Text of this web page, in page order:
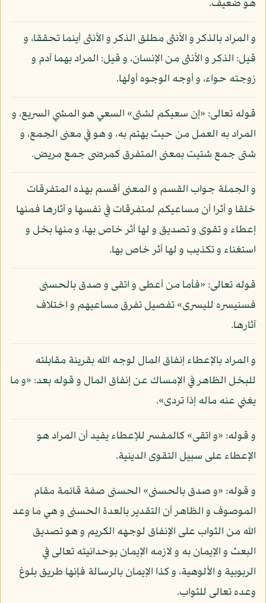
هو ضعيف.
و المراد بالذكر و الأنثى مطلق الذكر و الأنثى أينما تحققا، و
قيل: الذكر و الأنثى من الإنسان، و قيل: المراد بهما آدم و
زوجته حواء، و أوجه الوجوه أولها.
قوله تعالى: «إن سعيكم لشتى» السعي هو المشي السريع، و
المراد به العمل من حيث يهتم به، و هو في معنى الجمع، و
شتى جمع شتيت بمعنى المتفرق كمرضى جمع مريض.
و الجملة جواب القسم و المعنى أقسم بهذه المتفرقات
خلقا و أثرا أن مساعيكم لمتفرقات في نفسها و آثارها فمنها
إعطاء و تقوى و تصديق و لها أثر خاص بها، و منها بخل و
استغناء و تكذيب و لها أثر خاص بها.
قوله تعالى: «فأما من أعطى و اتقى و صدق بالحسنى
فسنيسره لليسرى» تفصيل تفرق مساعيهم و اختلاف
آثارها.
و المراد بالإعطاء إنفاق المال لوجه الله بقرينة مقابلته
للبخل الظاهر في الإمساك عن إنفاق المال و قوله بعد: «و ما
يغني عنه ماله إذا تردى».
و قوله: «و اتقى» كالمفسر للإعطاء يفيد أن المراد هو
الإعطاء على سبيل التقوى الدينية.
و قوله: «و صدق بالحسنى» الحسنى صفة قائمة مقام
الموصوف و الظاهر أن التقدير بالعدة الحسنى و هي ما وعد
الله من الثواب على الإنفاق لوجهه الكريم و هو تصديق
البعث و الإيمان به و لازمه الإيمان بوحدانيته تعالى في
الربوبية و الألوهية، و كذا الإيمان بالرسالة فإنها طريق بلوغ
وعده تعالى للثواب.